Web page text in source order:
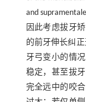
and
因此考虑拔牙
的前牙伸长纠
牙弓变小的情
稳定，甚至拔
完全远中的咬